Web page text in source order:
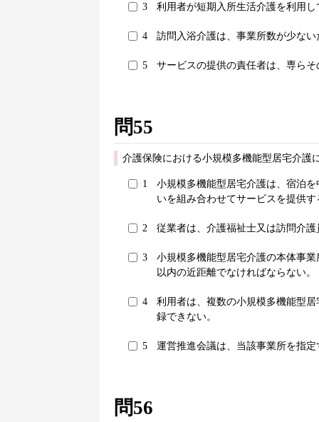
3 利用者が短期入所生活介護を利用
4 訪問入浴介護は、事業所数が少な
5 サービスの提供の責任者は、専ら
問55
介護保険における小規模多機能型居宅介護
1
小規模多機能型居宅介護は、宿泊
いを組み合わせてサービスを提供
2 従業者は、介護福祉士又は訪問介
3
小規模多機能型居宅介護の本体事
以内の近距離でなければならない。
4
利用者は、複数の小規模多機能型
録できない。
5 運営推進会議は、当該事業所を指
問56